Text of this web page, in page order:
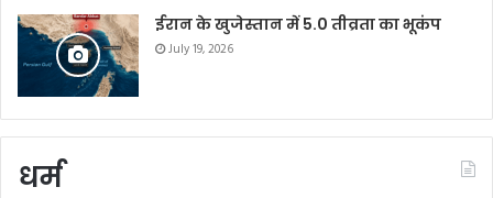
ईरान के खुजेस्तान में 5.0 तीव्रता का भूकंप
July 19, 2026
धर्म